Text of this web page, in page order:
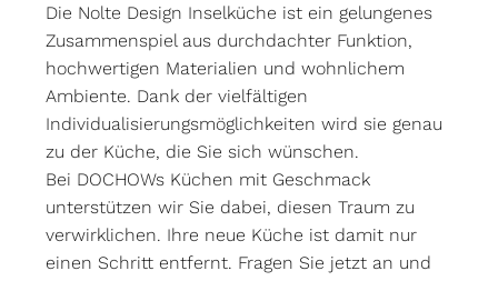
Die Nolte Design Inselküche ist ein gelungenes
Zusammenspiel aus durchdachter Funktion,
hochwertigen Materialien und wohnlichem
Ambiente. Dank der vielfältigen
Individualisierungsmöglichkeiten wird sie genau
zu der Küche, die Sie sich wünschen.
Bei DOCHOWs Küchen mit Geschmack
unterstützen wir Sie dabei, diesen Traum zu
verwirklichen. Ihre neue Küche ist damit nur
einen Schritt entfernt. Fragen Sie jetzt an und